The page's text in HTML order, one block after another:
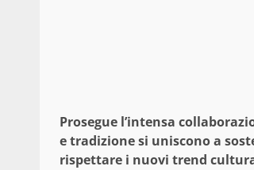
Prosegue l’intensa
e tradizione si uniscono a
rispettare i nuovi trend